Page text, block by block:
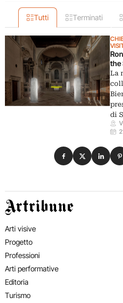
Tutti Terminati
the
La
di
Condividi su
Condividi su
Artribune
Arti visive
Progetto
Professioni
Arti performative
Editoria
Turismo